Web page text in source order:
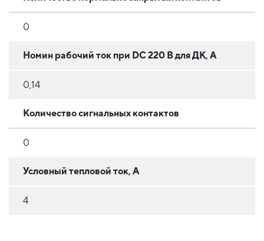
0
Номин рабочий ток при DC 220 В для ДК, А
0,14
Количество сигнальных контактов
0
Условный тепловой ток, А
4